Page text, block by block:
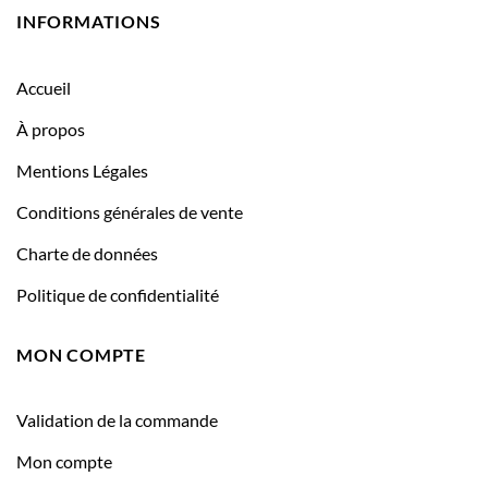
INFORMATIONS
Accueil
À propos
Mentions Légales
Conditions générales de vente
Charte de données
Politique de confidentialité
MON COMPTE
Validation de la commande
Mon compte